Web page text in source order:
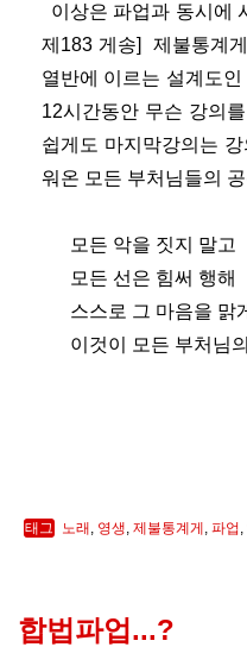
이상은 파업과 동시에
제183 게송] 제불통계
열반에 이르는 설계도
12시간동안 무슨 강의
쉽게도 마지막강의는
워온 모든 부처님들의
모든 악을 짓지 말고
모든 선은 힘써 행해
스스로 그 마음을 맑
이것이 모든 부처님
태그 노래 , 영생,제불통계게 ,파업 ,
합법파업...?